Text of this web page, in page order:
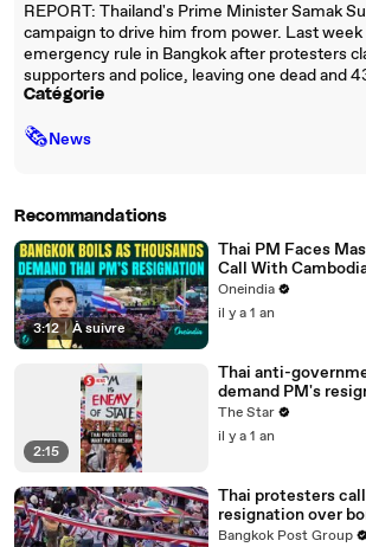
REPORT: Thailand's Prime Minister Samak
campaign to drive him from power. Last week
emergency rule in Bangkok after protesters
supporters and police, leaving one dead and
Catégorie
🗞News
Recommandations
3:12 | À suivre
Thai PM Faces
Call With
Political Storm |
Oneindia
il y a 1 an
2:15
Thai anti-
demand PM's
The Star
il y a 1 an
Thai protesters
resignation over
Bangkok Post Group